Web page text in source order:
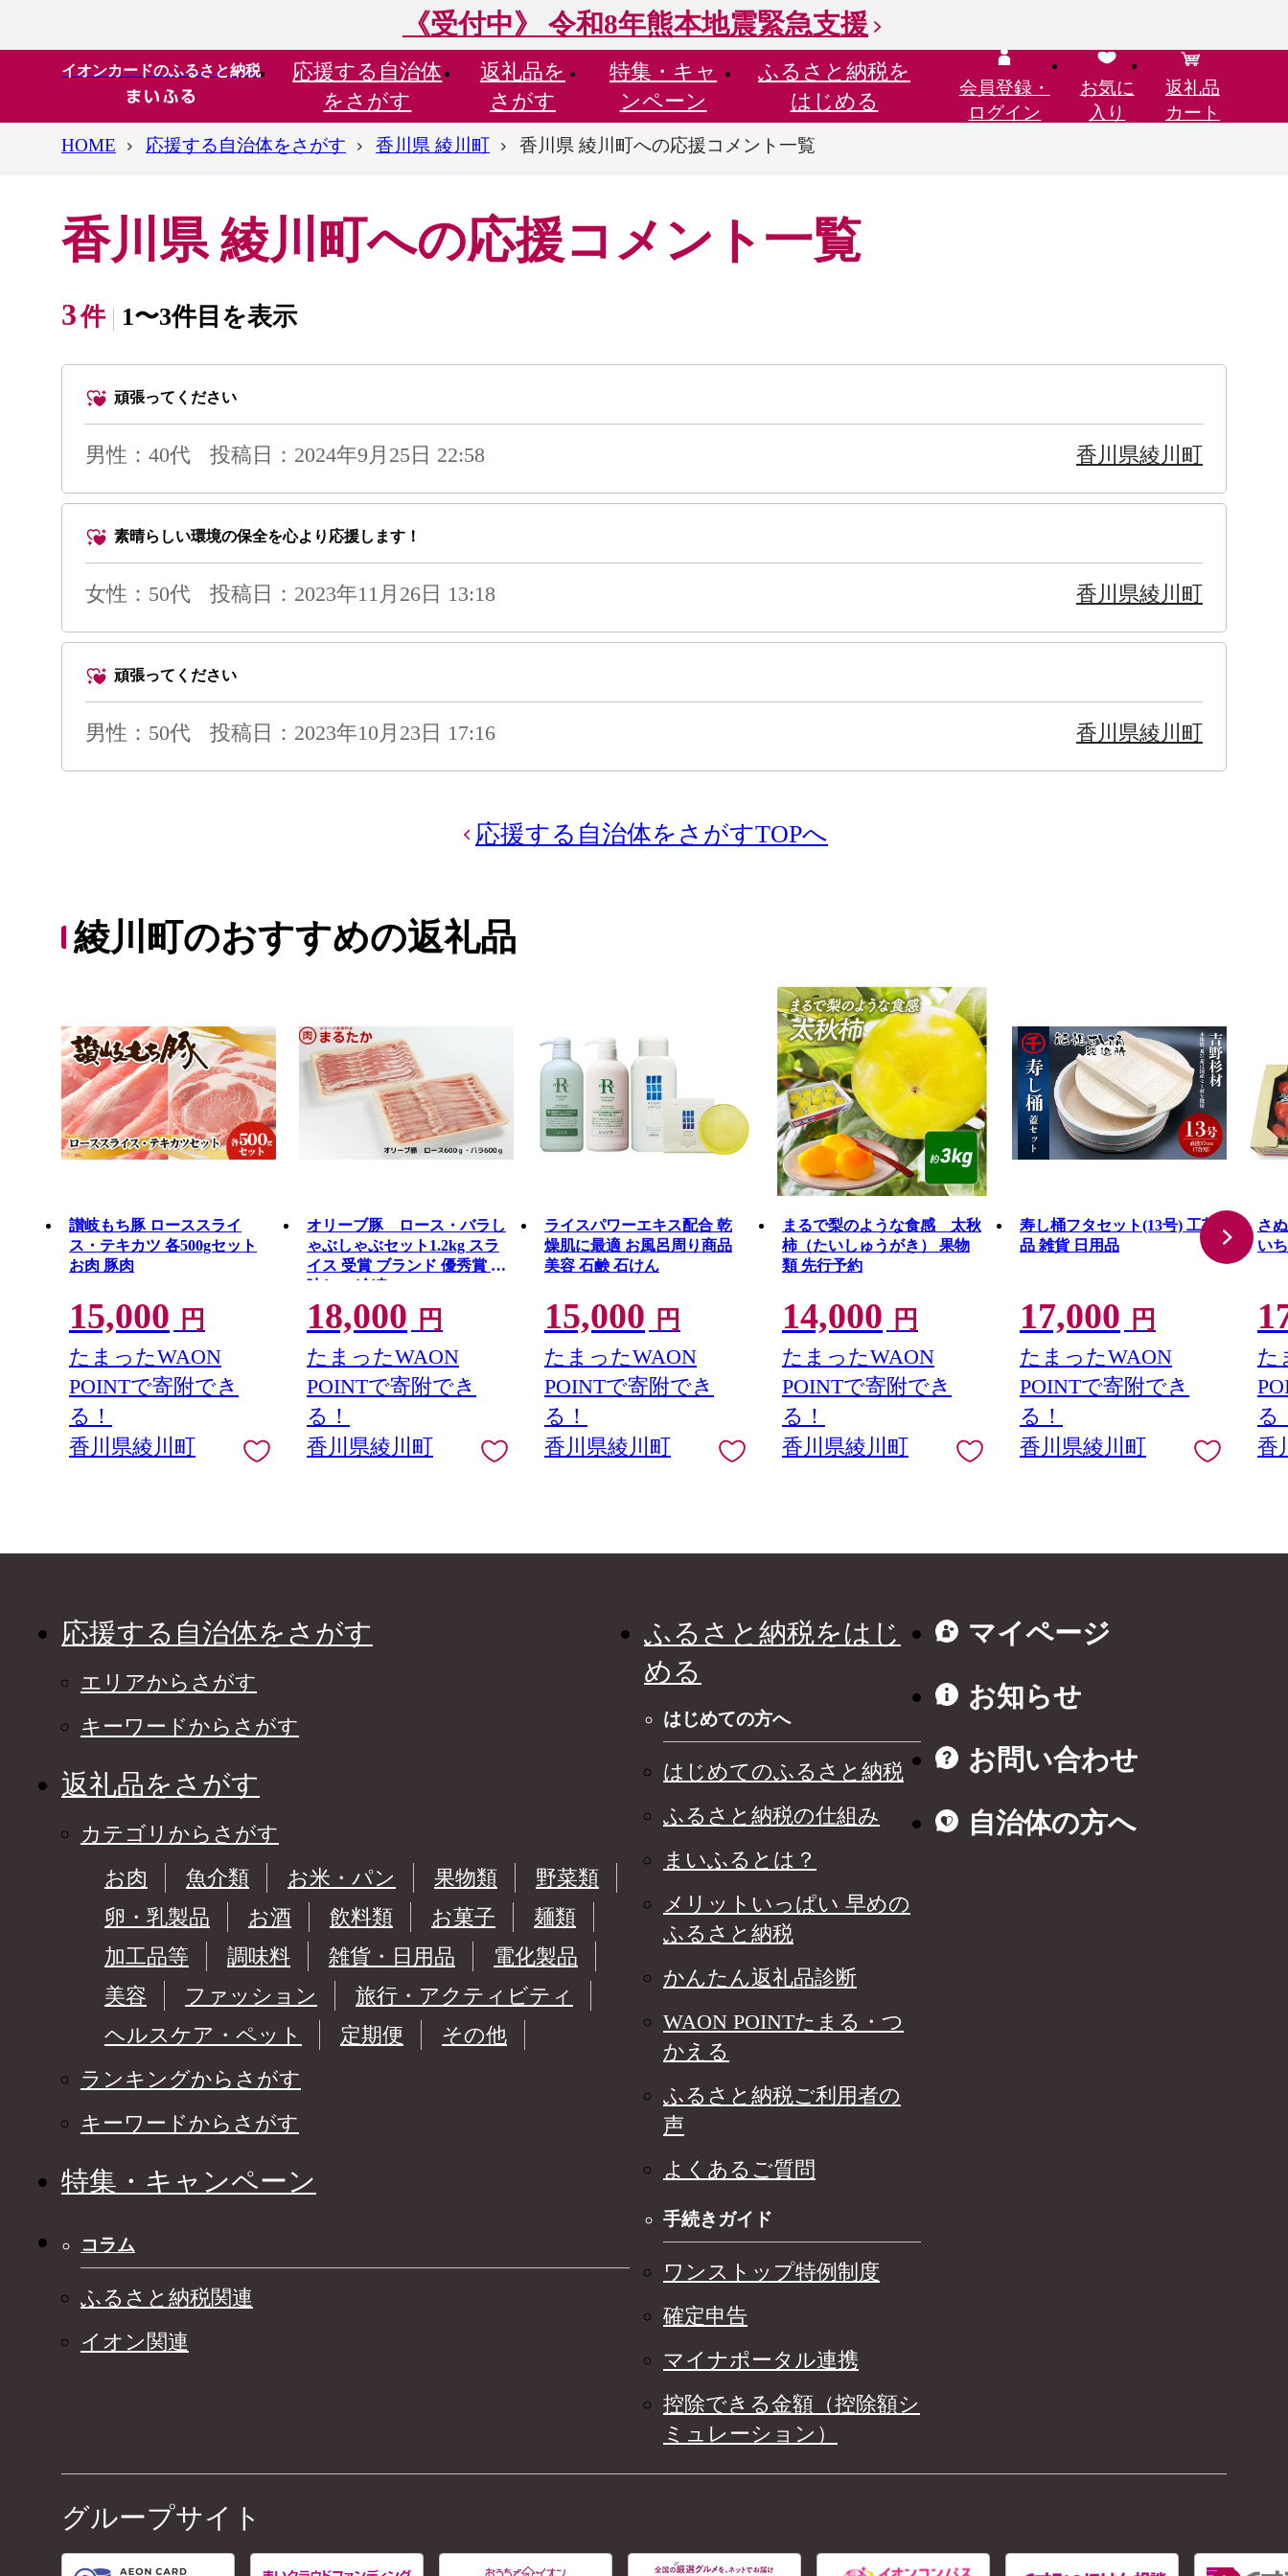
《受付中》 令和8年熊本地震緊急支援
イオンカードのふるさと納税 応援する 自治体
をさがす
返礼品を
さがす
特集・ キャ
ンペーン
ふるさと納税を
はじめる
会員登録・
ログイン
お気に
入り
返礼品
カート
HOME
応援する自治体をさがす 香川県 綾川町 香川県 綾川町への応援コメント一覧
香川県 綾川町への応援コメント一覧
3件 1〜3件目を表示
頑張ってください
男性 ：40代 投稿日：2024年9月25日 22:58 香川県綾川町
素晴らしい環境の保全を心より応援します！
女性：50代 投稿日：2023年11月26日 13:18 香川県綾川町
頑張ってください
男性 ：50代 投稿日：2023年10月23日 17:16 香川県綾川町
応援する自治体をさがすTOPへ
綾川町のおすすめの返礼品
讃岐もち豚 ローススライ
ス・テキカツ 各500gセット
お肉 豚肉
15,000 円
たまったWAON
POINTで寄附でき
る！
香川県綾川町
オリーブ豚 ロース・バラし
ゃぶしゃぶセット1.2kg スラ
イス 受賞 ブランド 優秀賞 美
味しい 冷凍
18,000 円
たまったWAON
POINTで寄附でき
る！
香川県綾川町
ライスパワーエキス配合 乾
燥肌に最適 お風呂周り商品
美容 石鹸 石けん
15,000 円
たまったWAON
POINTで寄附でき
る！
香川県綾川町
まるで梨のような食感 太秋
柿（たいしゅうがき） 果物
類 先行予約
14,000 円
たまったWAON
POINTで寄附でき
る！
香川県綾川町
寿し桶フタセット(13号) 工芸
品 雑貨 日用品
17,000 円
たまったWAON
POINTで寄附でき
る！
香川県綾川町
さ
い
た
る
香
応援する自治体をさがす
エリアからさがす
キーワードからさがす
返礼品をさがす
カテゴリからさがす
お肉
魚介類 お米・パン 果物類
野菜類
卵・乳製品
お酒 飲料類 お菓子
麺類
加工品等
調味料 雑貨・日用品
電化製品
美容
ファッション
旅行・アクティビティ
ヘルスケア・ペット
定期便
その他
ランキングからさがす
キーワードからさがす
特集・キャンペーン
コラム
ふるさと納税関連
イオン関連
ふるさと納税をはじ
める
はじめての方へ
はじめてのふるさと納税
ふるさと納税の仕組み
まいふるとは？
メリットいっぱい 早めの
ふるさと納税
かんたん返礼品診断
WAON POINTたまる・つ
かえる
ふるさと納税ご利用者の
声
よくあるご質問
手続きガイド
ワンストップ特例制度
確定申告
マイナポータル連携
控除できる金額（控除額シ
ミュレーション）
マイページ
お知らせ
お問い合わせ
自治体の方へ
グループサイト